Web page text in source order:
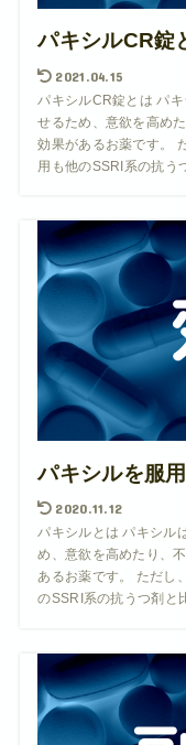
パキシルCR錠
2021.04.15
パキシルCR錠とは パ
せるため、意欲を高め
効果があるお薬です。
用も他のSSRI系の抗う
パキシルを服
2020.11.12
パキシルとは パキシル
め、意欲を高めたり、
あるお薬です。 ただし
のSSRI系の抗うつ剤と